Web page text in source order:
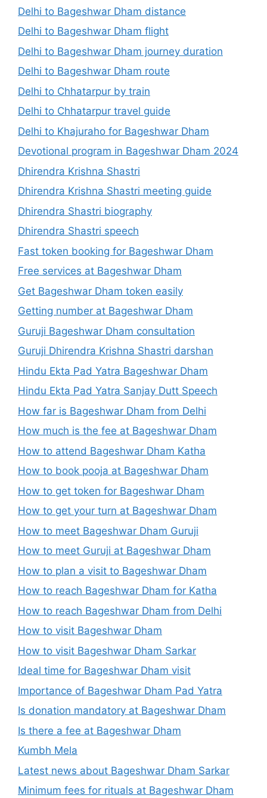
Delhi to Bageshwar Dham distance
Delhi to Bageshwar Dham flight
Delhi to Bageshwar Dham journey duration
Delhi to Bageshwar Dham route
Delhi to Chhatarpur by train
Delhi to Chhatarpur travel guide
Delhi to Khajuraho for Bageshwar Dham
Devotional program in Bageshwar Dham 2024
Dhirendra Krishna Shastri
Dhirendra Krishna Shastri meeting guide
Dhirendra Shastri biography
Dhirendra Shastri speech
Fast token booking for Bageshwar Dham
Free services at Bageshwar Dham
Get Bageshwar Dham token easily
Getting number at Bageshwar Dham
Guruji Bageshwar Dham consultation
Guruji Dhirendra Krishna Shastri darshan
Hindu Ekta Pad Yatra Bageshwar Dham
Hindu Ekta Pad Yatra Sanjay Dutt Speech
How far is Bageshwar Dham from Delhi
How much is the fee at Bageshwar Dham
How to attend Bageshwar Dham Katha
How to book pooja at Bageshwar Dham
How to get token for Bageshwar Dham
How to get your turn at Bageshwar Dham
How to meet Bageshwar Dham Guruji
How to meet Guruji at Bageshwar Dham
How to plan a visit to Bageshwar Dham
How to reach Bageshwar Dham for Katha
How to reach Bageshwar Dham from Delhi
How to visit Bageshwar Dham
How to visit Bageshwar Dham Sarkar
Ideal time for Bageshwar Dham visit
Importance of Bageshwar Dham Pad Yatra
Is donation mandatory at Bageshwar Dham
Is there a fee at Bageshwar Dham
Kumbh Mela
Latest news about Bageshwar Dham Sarkar
Minimum fees for rituals at Bageshwar Dham